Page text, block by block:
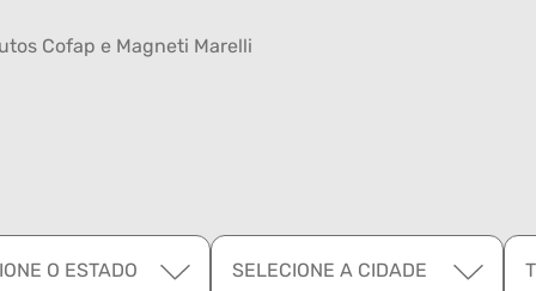
Cofap e Magneti Marelli
O ESTADO SELECIONE A CIDADE